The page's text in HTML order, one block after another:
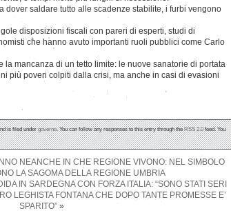
dover saldare tutto alle scadenze stabilite, i furbi vengono
disposizioni fiscali con pareri di esperti, studi di
che hanno avuto importanti ruoli pubblici come Carlo
la mancanza di un tetto limite: le nuove sanatorie di portata
più poveri colpiti dalla crisi, ma anche in casi di evasioni
is filed undergoverno. You can follow any responses to this entry through theRSS 2.0feed. You
NEANCHE IN CHE REGIONE VIVONO: NEL SIMBOLO
LA SAGOMA DELLA REGIONE UMBRIA
IN SARDEGNA CON FORZA ITALIA: “SONO STATI SERI
LEGHISTA FONTANA CHE DOPO TANTE PROMESSE E’
SPARITO”»